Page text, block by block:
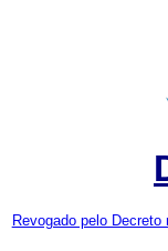
Revogado pelo Decreto